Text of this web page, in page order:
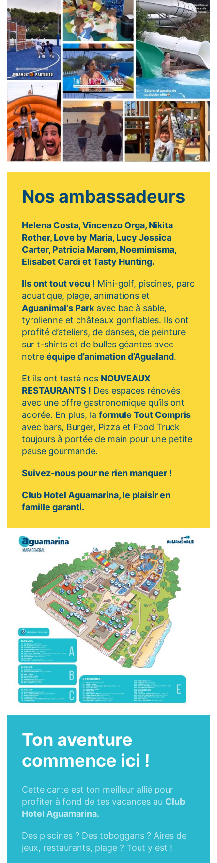
Nos ambassadeurs
Helena Costa, Vincenzo Orga, Nikita
Rother, Love by Maria, Lucy Jessica
Carter, Patricia Marem, Noemimisma,
Elisabet Cardi et Tasty Hunting.
Ils ont tout vécu ! Mini-golf, piscines, parc
aquatique, plage, animations et
Aguanimal's Park avec bac à sable,
tyrolienne et châteaux gonflables. Ils ont
profité d’ateliers, de danses, de peinture
sur t-shirts et de bulles géantes avec
notre équipe d’animation d’Agualand.
Et ils ont testé nos NOUVEAUX
RESTAURANTS ! Des espaces rénovés
avec une offre gastronomique qu’ils ont
adorée. En plus, la formule Tout Compris
avec bars, Burger, Pizza et Food Truck
toujours à portée de main pour une petite
pause gourmande.
Suivez-nous pour ne rien manquer !
Club Hotel Aguamarina, le plaisir en
famille garanti.
Ton aventure
commence ici !
Cette carte est ton meilleur allié pour
profiter à fond de tes vacances au Club
Hotel Aguamarina.
Des piscines ? Des toboggans ? Aires de
jeux, restaurants, plage ? Tout y est !